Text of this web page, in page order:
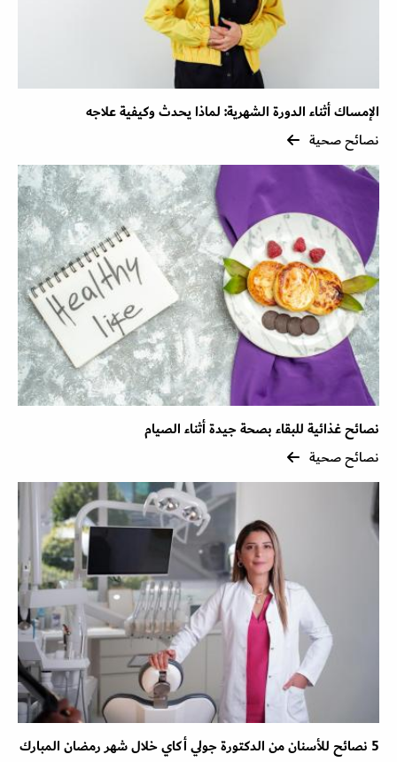
الإمساك أثناء الدورة الشهرية: لماذا يحدث وكيفية علاجه
نصائح صحية
نصائح غذائية للبقاء بصحة جيدة أثناء الصيام
نصائح صحية
5 نصائح للأسنان من الدكتورة جولي أكاي خلال شهر رمضان المبارك